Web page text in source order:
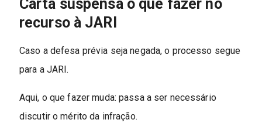
Carta suspensa o que fazer no
recurso à JARI
Caso a defesa prévia seja negada, o processo segue
para a JARI.
Aqui, o que fazer muda: passa a ser necessário
discutir o mérito da infração.